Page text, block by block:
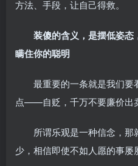
方法、手段，让自己得救。
装傻的含义，是摆低姿
瞒住你的聪明
最重要的一条就是我们要
点——自贬，千万不要廉价出
所谓乐观是一种信念，
少，相信即使不如人愿的事屡